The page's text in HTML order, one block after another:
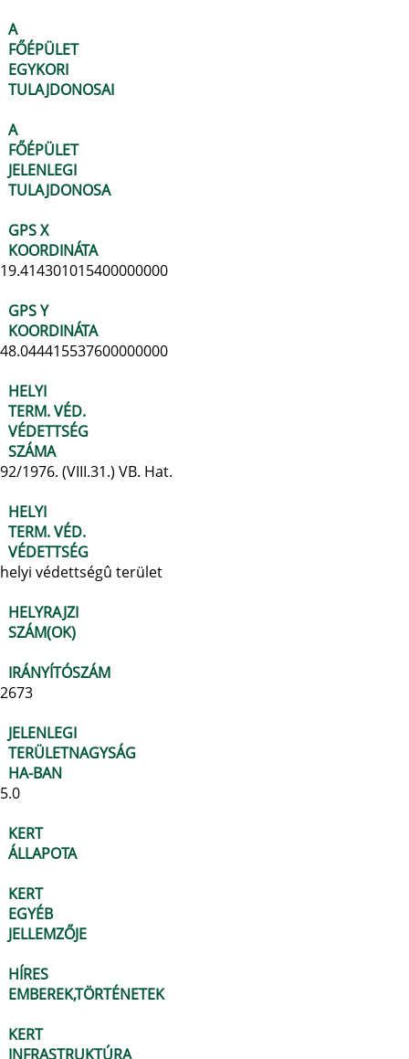
A
FŐÉPÜLET
EGYKORI
TULAJDONOSAI
A
FŐÉPÜLET
JELENLEGI
TULAJDONOSA
GPS X
KOORDINÁTA
19.414301015400000000
GPS Y
KOORDINÁTA
48.044415537600000000
HELYI
TERM. VÉD.
VÉDETTSÉG
SZÁMA
92/1976. (VIII.31.) VB. Hat.
HELYI
TERM. VÉD.
VÉDETTSÉG
helyi védettségû terület
HELYRAJZI
SZÁM(OK)
IRÁNYÍTÓSZÁM
2673
JELENLEGI
TERÜLETNAGYSÁG
HA-BAN
5.0
KERT
ÁLLAPOTA
KERT
EGYÉB
JELLEMZŐJE
HÍRES
EMBEREK,TÖRTÉNETEK
KERT
INFRASTRUKTÚRA